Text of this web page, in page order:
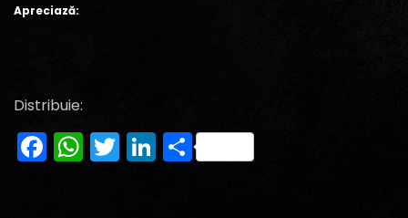
Apreciază:
Distribuie:
Facebook
WhatsApp
Twitter
LinkedIn
Partajează